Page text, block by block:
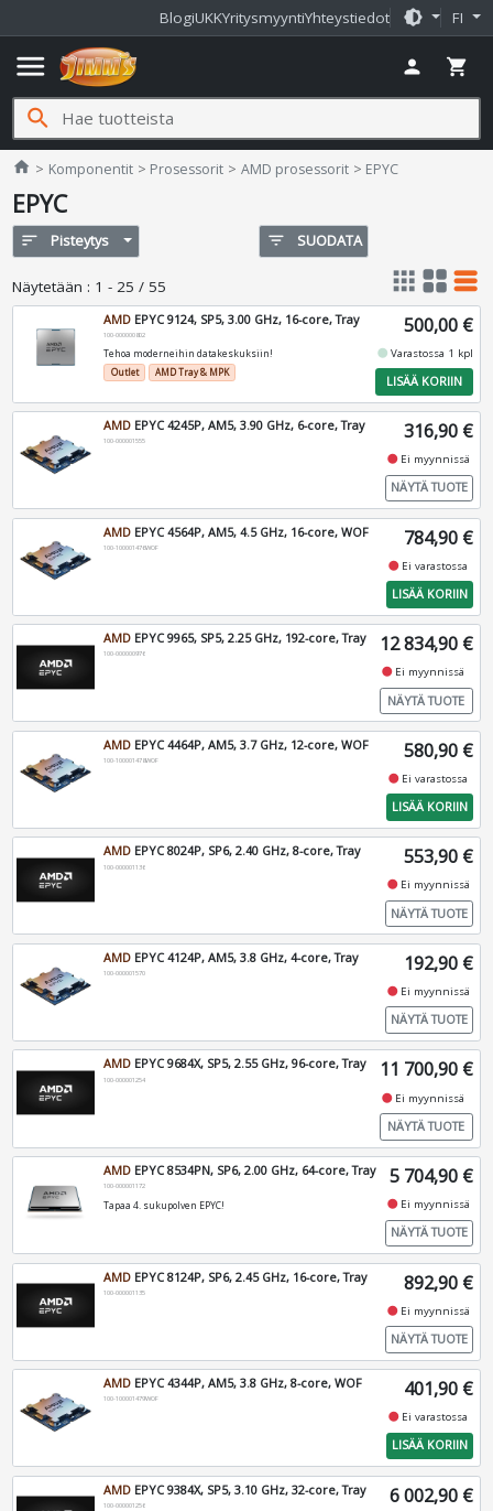
BlogiUKKYritysmyyntiYhteystiedot brightness_medium FI
menu person shopping_cart
search
home Jimms.fi
Komponentit Prosessorit AMD prosessorit EPYC
EPYC
sort Pisteytys filter_list SUODATA
Näytetään : 1 - 25 / 55 apps grid_view table_rows
AMD EPYC 9124, SP5, 3.00 GHz, 16-core, Tray
100-000000802
Tehoa moderneihin datakeskuksiin!
Outlet AMD Tray & MPK
500,00 €
fiber_manual_record Varastossa 1 kpl
LISÄÄ KORIIN
AMD EPYC 4245P, AM5, 3.90 GHz, 6-core, Tray
100-000001555 316,90 €
fiber_manual_record Ei myynnissä
NÄYTÄ TUOTE
AMD EPYC 4564P, AM5, 4.5 GHz, 16-core, WOF
100-100001476WOF 784,90 €
fiber_manual_record Ei varastossa
LISÄÄ KORIIN
AMD EPYC 9965, SP5, 2.25 GHz, 192-core, Tray
100-000000976 12 834,90 €
fiber_manual_record Ei myynnissä
NÄYTÄ TUOTE
AMD EPYC 4464P, AM5, 3.7 GHz, 12-core, WOF
100-100001478WOF 580,90 €
fiber_manual_record Ei varastossa
LISÄÄ KORIIN
AMD EPYC 8024P, SP6, 2.40 GHz, 8-core, Tray
100-000001136 553,90 €
fiber_manual_record Ei myynnissä
NÄYTÄ TUOTE
AMD EPYC 4124P, AM5, 3.8 GHz, 4-core, Tray
100-000001570 192,90 €
fiber_manual_record Ei myynnissä
NÄYTÄ TUOTE
AMD EPYC 9684X, SP5, 2.55 GHz, 96-core, Tray
100-000001254 11 700,90 €
fiber_manual_record Ei myynnissä
NÄYTÄ TUOTE
AMD EPYC 8534PN, SP6, 2.00 GHz, 64-core, Tray
100-000001172
Tapaa 4. sukupolven EPYC!
5 704,90 €
fiber_manual_record Ei myynnissä
NÄYTÄ TUOTE
AMD EPYC 8124P, SP6, 2.45 GHz, 16-core, Tray
100-000001135 892,90 €
fiber_manual_record Ei myynnissä
NÄYTÄ TUOTE
AMD EPYC 4344P, AM5, 3.8 GHz, 8-core, WOF
100-100001479WOF 401,90 €
fiber_manual_record Ei varastossa
LISÄÄ KORIIN
AMD EPYC 9384X, SP5, 3.10 GHz, 32-core, Tray
100-000001256 6 002,90 €